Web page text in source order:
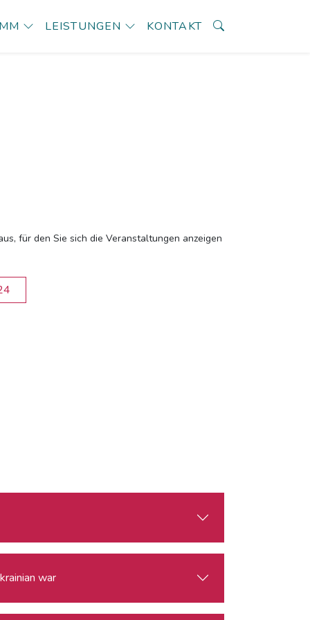
LEISTUNGEN KONTAKT
für den Sie sich die Veranstaltungen anzeigen
war